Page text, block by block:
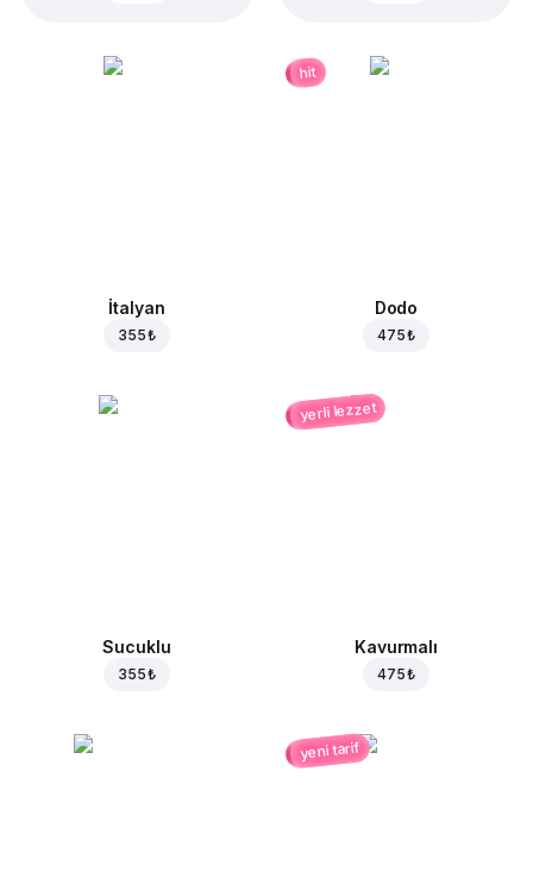
İtalyan
355 ₺
hit
Dodo
475 ₺
Sucuklu
355 ₺
yerli lezzet
Kavurmalı
475 ₺
yeni tarif